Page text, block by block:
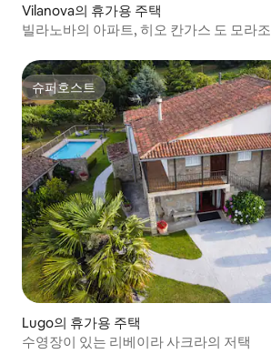
Vilanova의 휴가용 주택
빌라노바의 아파트, 히오 칸가스 도 모라조
슈퍼호스트
슈퍼호스트
Lugo의 휴가용 주택
수영장이 있는 리베이라 사크라의 저택